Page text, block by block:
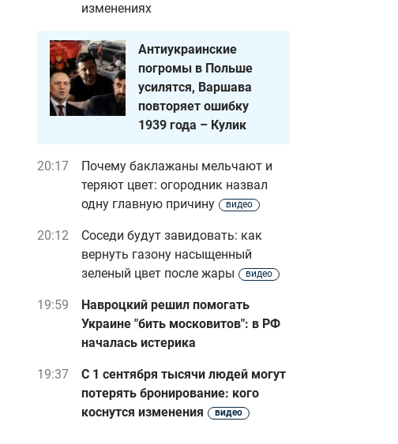
изменениях
Антиукраинские
погромы в Польше
усилятся, Варшава
повторяет ошибку
1939 года – Кулик
20:17
Почему баклажаны мельчают и
теряют цвет: огородник назвал
одну главную причину
видео
20:12
Соседи будут завидовать: как
вернуть газону насыщенный
зеленый цвет после жары
видео
19:59
Навроцкий решил помогать
Украине "бить московитов": в РФ
началась истерика
19:37
С 1 сентября тысячи людей могут
потерять бронирование: кого
коснутся изменения
видео